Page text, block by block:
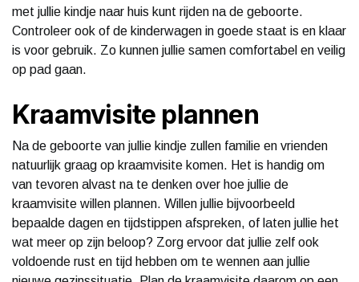
met jullie kindje naar huis kunt rijden na de geboorte.
Controleer ook of de kinderwagen in goede staat is en klaar
is voor gebruik. Zo kunnen jullie samen comfortabel en veilig
op pad gaan.
Kraamvisite plannen
Na de geboorte van jullie kindje zullen familie en vrienden
natuurlijk graag op kraamvisite komen. Het is handig om
van tevoren alvast na te denken over hoe jullie de
kraamvisite willen plannen. Willen jullie bijvoorbeeld
bepaalde dagen en tijdstippen afspreken, of laten jullie het
wat meer op zijn beloop? Zorg ervoor dat jullie zelf ook
voldoende rust en tijd hebben om te wennen aan jullie